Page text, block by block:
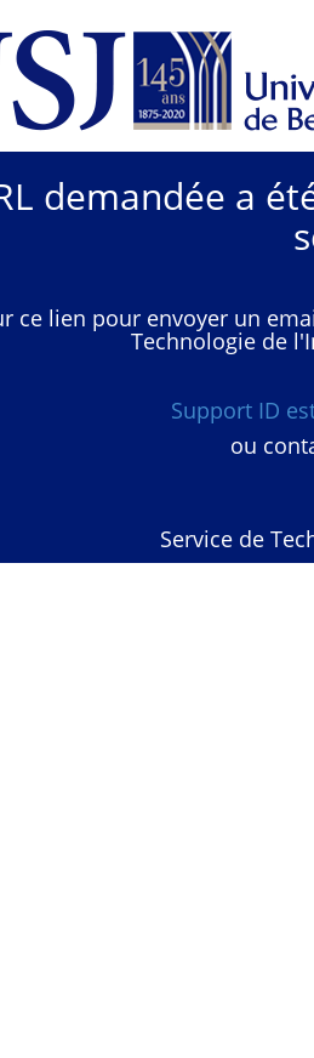
demandée a
ce lien pour envoyer un
Technologie de
Support ID
ou
Service de